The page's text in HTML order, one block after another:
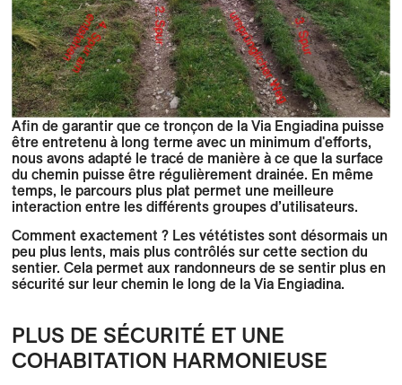
Afin de garantir que ce tronçon de la Via Engiadina puisse
être entretenu à long terme avec un minimum d'efforts,
nous avons adapté le tracé de manière à ce que la surface
du chemin puisse être régulièrement drainée. En même
temps, le parcours plus plat permet une meilleure
interaction entre les différents groupes d’utilisateurs.
Comment exactement ? Les vététistes sont désormais un
peu plus lents, mais plus contrôlés sur cette section du
sentier. Cela permet aux randonneurs de se sentir plus en
sécurité sur leur chemin le long de la Via Engiadina.
PLUS DE SÉCURITÉ ET UNE
COHABITATION HARMONIEUSE